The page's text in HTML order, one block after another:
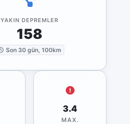
YAKIN DEPREMLER
158
Son 30 gün, 100km
3.4
MAX.